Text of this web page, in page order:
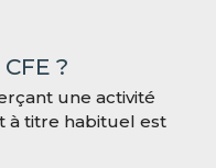
?
une activité
à titre habituel est